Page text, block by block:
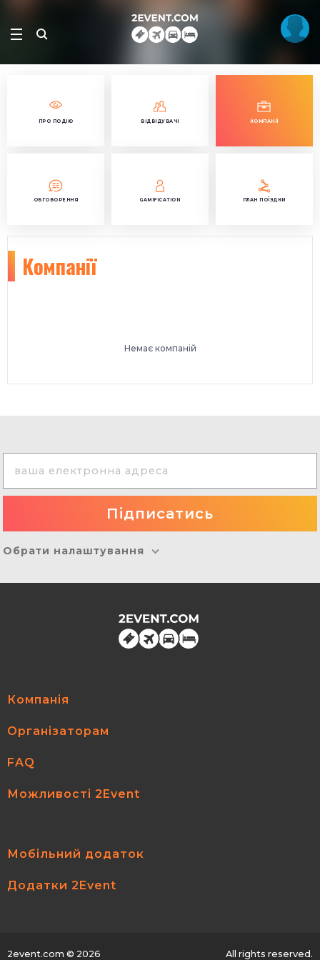
ПРО ПОДІЮ ВІДВІДУВАЧІ КОМПАНІЇ
ОБГОВОРЕННЯ GAMIFICATION ПЛАН ПОЇЗДКИ
Компанії
Немає компаній
Обрати налаштування
Компанія
Організаторам
FAQ
Можливості 2Event
Мобільний додаток
Додатки 2Event
2event.com © 2026 All rights reserved.